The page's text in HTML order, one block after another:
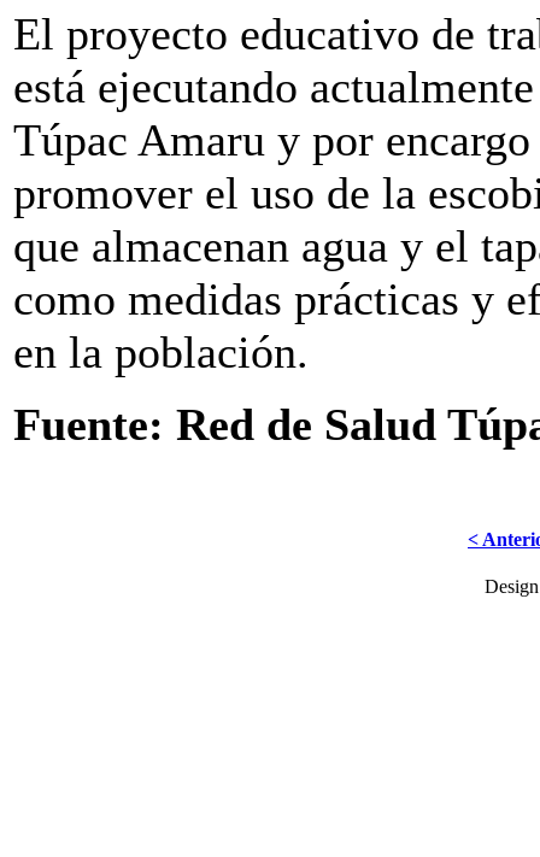
El proyecto educativo de
está ejecutando
Túpac Amaru y por
promover el uso de la
que almacenan agua y el
como medidas prácticas y
en la población.
Fuente: Red de Salud
<